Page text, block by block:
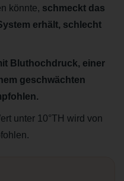
könnte, schmeckt das
erhält, schlecht
Bluthochdruck, einer
geschwächten
unter 10°TH wird von